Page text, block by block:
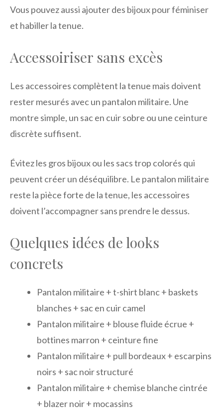
Vous pouvez aussi ajouter des bijoux pour féminiser
et habiller la tenue.
Accessoiriser sans excès
Les accessoires complètent la tenue mais doivent
rester mesurés avec un pantalon militaire. Une
montre simple, un sac en cuir sobre ou une ceinture
discrète suffisent.
Évitez les gros bijoux ou les sacs trop colorés qui
peuvent créer un déséquilibre. Le pantalon militaire
reste la pièce forte de la tenue, les accessoires
doivent l’accompagner sans prendre le dessus.
Quelques idées de looks
concrets
Pantalon militaire + t-shirt blanc + baskets
blanches + sac en cuir camel
Pantalon militaire + blouse fluide écrue +
bottines marron + ceinture fine
Pantalon militaire + pull bordeaux + escarpins
noirs + sac noir structuré
Pantalon militaire + chemise blanche cintrée
+ blazer noir + mocassins